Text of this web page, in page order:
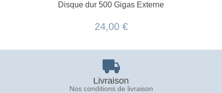
Disque dur 500 Gigas Externe
24,00 €
Livraison
Nos conditions de livraison